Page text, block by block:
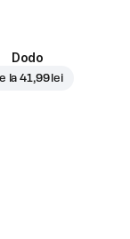
Dodo
la41,99 lei